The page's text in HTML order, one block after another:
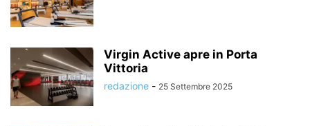
Virgin Active apre in Porta
Vittoria
redazione - 25 Settembre 2025